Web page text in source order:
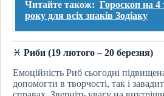
Читайте також: Гороскоп на 4
року для всіх знаків Зодіаку
♓ Риби (19 лютого – 20 березня)
Емоційність Риб сьогодні
допомогти в творчості, так і